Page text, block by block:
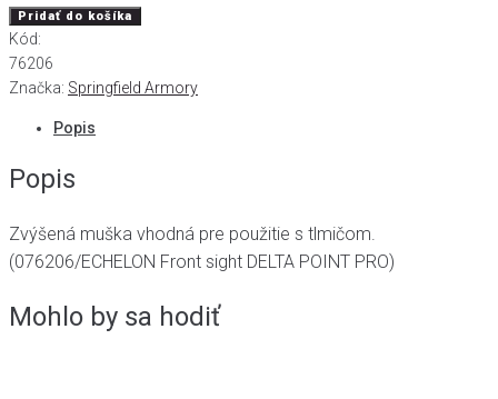
Pridať do košíka
Kód:
76206
Značka: Springfield Armory
Popis
Popis
Zvýšená muška vhodná pre použitie s tlmičom.
(076206/ECHELON Front sight DELTA POINT PRO)
Mohlo by sa hodiť